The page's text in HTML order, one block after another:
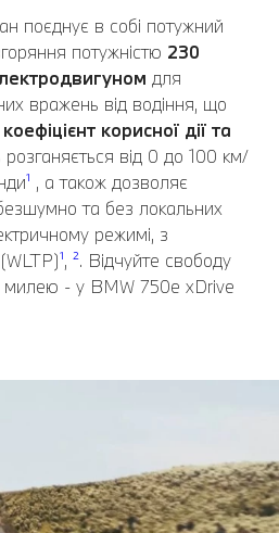
поєднує в собі потужний
потужністю 230
для
вражень від водіння, що
коефіцієнт корисної дії та
розганяється від 0 до 100 км/
¹ , а також дозволяє
та без локальних
режимі, з
(WLTP)¹, ². Відчуйте свободу
- у BMW 750e xDrive